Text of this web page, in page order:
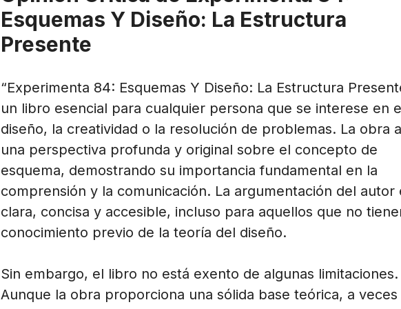
Esquemas Y Diseño: La Estructura
Presente
“Experimenta 84: Esquemas Y Diseño: La Estructura
un libro esencial para cualquier persona que se interese en
diseño, la creatividad o la resolución de problemas. La obra
una perspectiva profunda y original sobre el concepto de
esquema, demostrando su importancia fundamental en la
comprensión y la comunicación. La argumentación del autor
clara, concisa y accesible, incluso para aquellos que no
conocimiento previo de la teoría del diseño.
Sin embargo, el libro no está exento de algunas limitaciones.
Aunque la obra proporciona una sólida base teórica, a veces